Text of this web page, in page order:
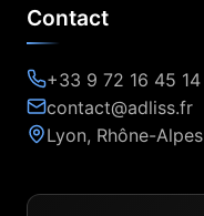
Contact
+33 9 72 16 45 14
contact@adliss.fr
Lyon, Rhône-Alpes